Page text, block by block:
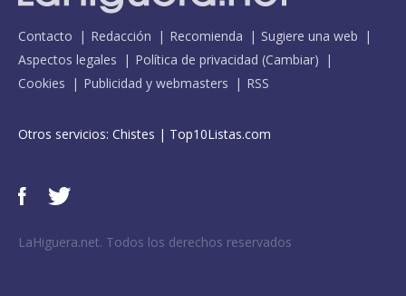
Contacto Redacción Recomienda
Sugiere una web
Aspectos legales
Política de privacidad (Cambiar)
Cookies
Publicidad y webmasters RSS
Otros servicios: Chistes | Top10Listas.com
LaHiguera.net. Todos los derechos reservados